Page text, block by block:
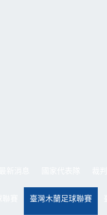
臺灣木蘭足球聯賽